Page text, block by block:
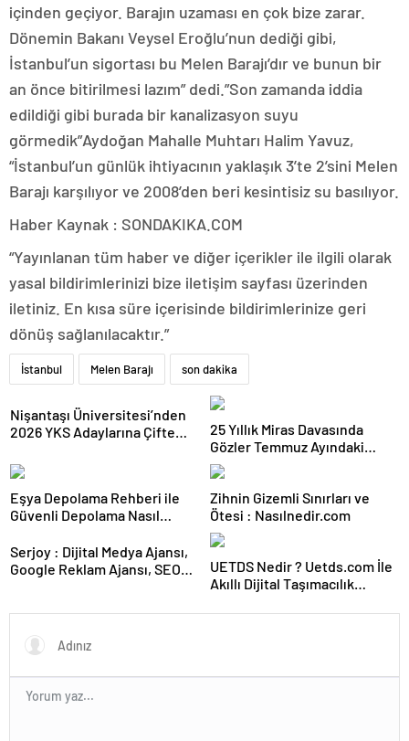
içinden geçiyor. Barajın uzaması en çok bize zarar.
Dönemin Bakanı Veysel Eroğlu’nun dediği gibi,
İstanbul’un sigortası bu Melen Barajı’dır ve bunun bir
an önce bitirilmesi lazım” dedi.”Son zamanda iddia
edildiği gibi burada bir kanalizasyon suyu
görmedik”Aydoğan Mahalle Muhtarı Halim Yavuz,
“İstanbul’un günlük ihtiyacının yaklaşık 3’te 2’sini Melen
Barajı karşılıyor ve 2008’den beri kesintisiz su basılıyor.
Haber Kaynak : SONDAKIKA.COM
“Yayınlanan tüm haber ve diğer içerikler ile ilgili olarak
yasal bildirimlerinizi bize iletişim sayfası üzerinden
iletiniz. En kısa süre içerisinde bildirimlerinize geri
dönüş sağlanılacaktır.”
İstanbul Melen Barajı son dakika
Nişantaşı Üniversitesi’nden
2026 YKS Adaylarına Çifte
Kesintisiz Burs
25 Yıllık Miras Davasında
Gözler Temmuz Ayındaki
Karar Duruşmasına Çevrildi
Eşya Depolama Rehberi ile
Güvenli Depolama Nasıl
Zihnin Gizemli Sınırları ve
Ötesi : Nasılnedir.com
Serjoy : Dijital Medya Ajansı,
Google Reklam Ajansı, SEO
UETDS Nedir ? Uetds.com İle
Akıllı Dijital Taşımacılık